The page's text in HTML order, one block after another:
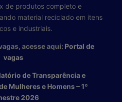
de produtos completo e
material reciclado em itens
e industriais.
acesse aqui: Portal de
vagas
de Transparência e
Mulheres e Homens – 1º
2026